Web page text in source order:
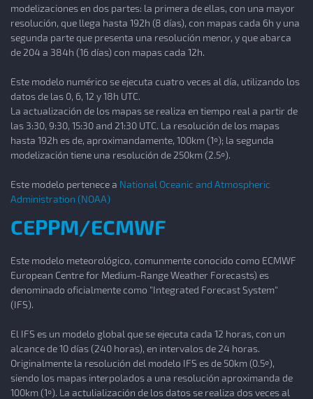
modelizaciones en dos partes: la primera de ellas, con una mayor
resolución, que llega hasta 192h (8 días), con mapas cada 6h y una
segunda parte que presenta una resolución menor, y que abarca
de 204 a 384h (16 días) con mapas cada 12h.
Este modelo numérico se ejecuta cuatro veces al día, utilizando los
datos de las 0, 6, 12 y 18h UTC.
La actualización de los mapas se realiza en tiempo real a partir de
las 3:30, 9:30, 15:30 and 21:30 UTC. La resolución de los mapas
hasta 192h es de, aproximandamente, 100km (1º); la segunda
modelización tiene una resolución de 250km (2.5º).
Este modelo pertenece a National Oceanic and Atmospheric
Administration (NOAA)
CEPPM/ECMWF
Este modelo meteorológico, comunmente conocido como ECMWF
European Centre for Medium-Range Weather Forecasts) es
denominado oficialmente como "Integrated Forecast System"
(IFS).
El IFS es un modelo global que se ejecuta cada 12 horas, con un
alcance de 10 días (240 horas), en intervalos de 24 horas.
Originalmente la resolución del modelo IFS es de 50km (0.5º),
siendo los mapas interpolados a una resolución aproximanda de
100km (1º). La actulialización de los datos se realiza dos veces al